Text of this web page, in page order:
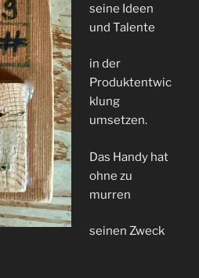
seine Ideen
und Talente
in der
Produktentwic
klung
umsetzen.
Das Handy hat
ohne zu
murren
seinen Zweck